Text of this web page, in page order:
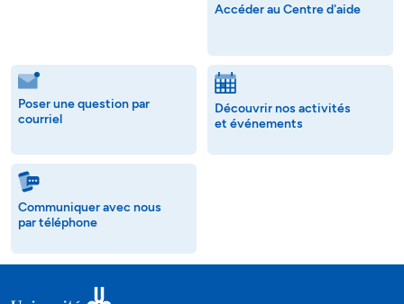
Accéder au Centre d'aide
Poser une question par
courriel
Découvrir nos activités
et événements
Communiquer avec nous
par téléphone